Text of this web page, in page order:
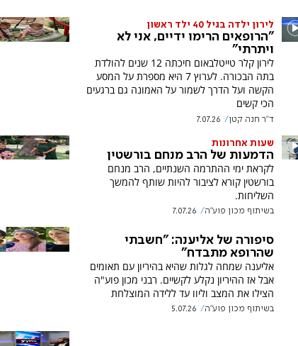
לירון ילדה בגיל 40 ילד ראשון
"הרופאים הרימו ידיים, אני לא
ויתרתי"
לירון קלר טייטלבאום חיכתה 12 שנים להולדת
בתה הבכורה. לערוץ 7 היא מספרת על המסע
הקשה ועל הדרך לשמור על האמונה גם ברגעים
הכי קשים
ד"ר חנה קטן 7.07.26
שעות אחרונות
הדמעות של הרב מנחם בורשטין
לקראת ימי ההתרמה השנתיים, הרב מנחם
בורשטין קורא לציבור להיות שותף להמשך
השליחות.
בשיתוף מכון פוע"ה 7.07.26
סיפורה של אליענה: "חשבתי
שהרופא מתבדח"
אליענה שמחה לגלות שהיא בהיריון עם תאומים
אבל אז ההיריון נקלע לקשיים. רבני מכון פוע"ה
הצילו את המצב וליוו עד ללידה המוצלחת
בשיתוף מכון פוע"ה 5.07.26